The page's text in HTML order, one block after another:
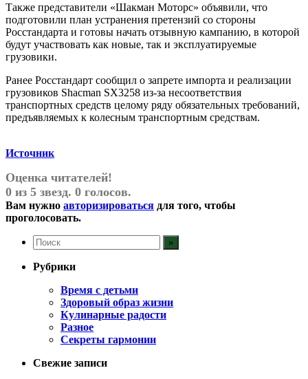
Также представители «Шакман Моторс» объявили, что
подготовили план устранения претензий со стороны
Росстандарта и готовы начать отзывную кампанию, в которой
будут участвовать как новые, так и эксплуатируемые
грузовики.
Ранее Росстандарт сообщил о запрете импорта и реализации
грузовиков Shacman SX3258 из-за несоответствия
транспортных средств целому ряду обязательных требований,
предъявляемых к колесным транспортным средствам.
Источник
Оценка читателей!
0 из 5 звезд. 0 голосов.
Вам нужно авторизироваться для того, чтобы
проголосовать.
Рубрики
Время с детьми
Здоровый образ жизни
Кулинарные радости
Разное
Секреты гармонии
Свежие записи